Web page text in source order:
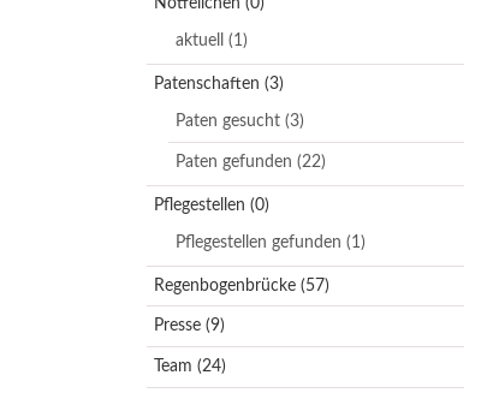
aktuell (1)
Patenschaften (3)
Paten gesucht (3)
Paten gefunden (22)
Pflegestellen (0)
Pflegestellen gefunden (1)
Regenbogenbrücke (57)
Presse (9)
Team (24)